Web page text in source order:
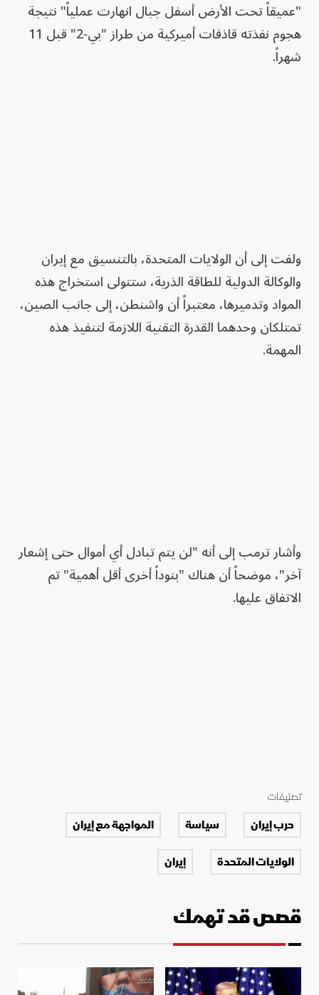
"عميقاً تحت الأرض أسفل جبال انهارت عملياً" نتيجة
هجوم نفذته قاذفات أميركية من طراز "بي-2" قبل 11
شهراً.
ولفت إلى أن الولايات المتحدة، بالتنسيق مع إيران
والوكالة الدولية للطاقة الذرية، ستتولى استخراج هذه
المواد وتدميرها، معتبراً أن واشنطن، إلى جانب الصين،
تمتلكان وحدهما القدرة التقنية اللازمة لتنفيذ هذه
المهمة.
وأشار ترمب إلى أنه "لن يتم تبادل أي أموال حتى إشعار
آخر"، موضحاً أن هناك "بنوداً أخرى أقل أهمية" تم
الاتفاق عليها.
تصنيفات
حرب إيران سياسة
المواجهة مع إيران
الولايات المتحدة
إيران
قصص قد تهمك